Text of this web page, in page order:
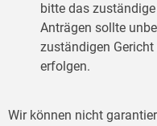
bitte das
Anträgen sollte
zuständigen
erfolgen.
Wir können nicht